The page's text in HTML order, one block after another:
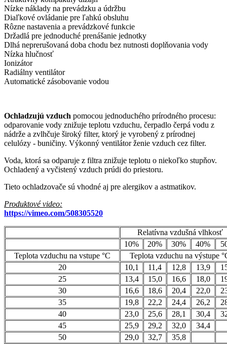
Nízke náklady na prevádzku a údržbu
Diaľkové ovládanie pre ľahkú obsluhu
Rôzne nastavenia a prevádzkové funkcie
Držadlá pre jednoduché prenášanie jednotky
Dlhá neprerušovaná doba chodu bez nutnosti doplňovania vody
Nízka hlučnosť
Ionizátor
Radiálny ventilátor
Automatické zásobovanie vodou
Ochladzujú vzduch pomocou jednoduchého prírodného procesu:
odparovanie vody znižuje teplotu vzduchu, čerpadlo čerpá vodu z
nádrže a zvlhčuje široký filter, ktorý je vyrobený z prírodnej
celulózy - buničiny. Výkonný ventilátor ženie vzduch cez filter.
Voda, ktorá sa odparuje z filtra znižuje teplotu o niekoľko stupňov.
Ochladený a vyčistený vzduch prúdi do priestoru.
Tieto ochladzovače sú vhodné aj pre alergikov a astmatikov.
Produktové video:
https://vimeo.com/508305520
Relatívna vzdušná vlhkosť
10%
20% 30% 40%
Teplota vzduchu na vstupe °C
Teplota vzduchu na výstupe
20
10,1 11,4 12,8 13,9
25
13,4 15,0 16,6 18,0
30
16,6 18,6 20,4 22,0
35
19,8 22,2 24,4 26,2
40
23,0 25,6 28,1 30,4
45
25,9 29,2 32,0
34,4
50
29,0 32,7 35,8